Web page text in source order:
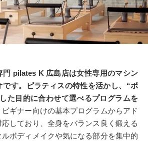
門 pilates K 広島店は女性専用のマシン
です。ピラティスの特性を活かし、“ボ
た目的に合わせて選べるプログラムを
ビギナー向けの基本プログラムからアド
しており、全身をバランス良く鍛える
ボディメイクや気になる部分を集中的